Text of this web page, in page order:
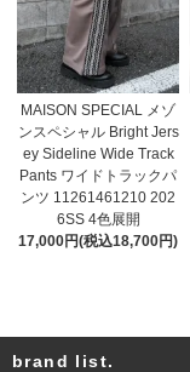
MAISON SPECIAL メゾ
ンスペシャル Bright Jers
ey Sideline Wide Track
Pants ワイドトラックパ
ンツ 11261461210 202
6SS 4色展開
17,000円(税込18,700円)
brand list.